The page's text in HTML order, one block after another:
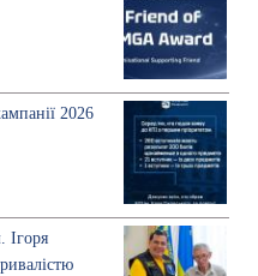
2026
Ігоря